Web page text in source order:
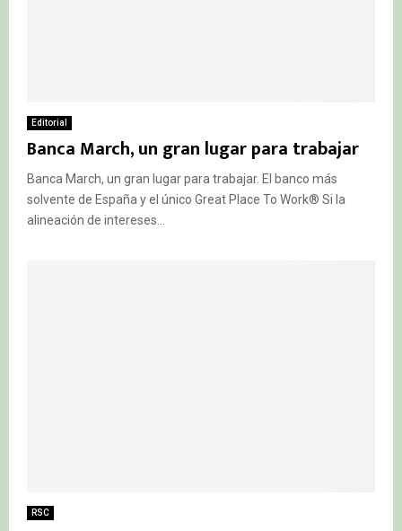
Editorial
Banca March, un gran lugar para trabajar
Banca March, un gran lugar para trabajar. El banco más
solvente de España y el único Great Place To Work® Si la
alineación de intereses...
RSC